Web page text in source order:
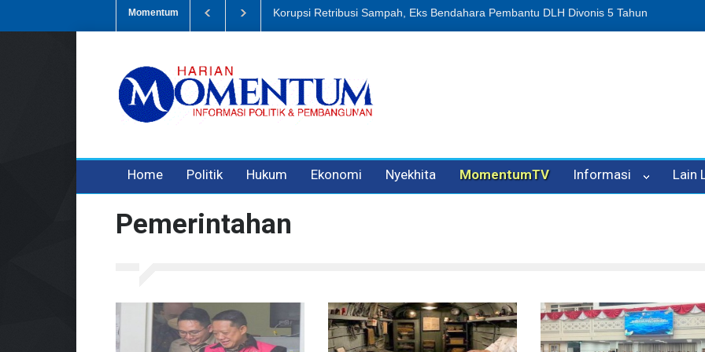
Momentum Dugaan Penipuan Oleh Oknum Kadis, Kuasa Hukum Pelapor Desak Polisi Tetapkan P-
Home Politik Hukum Ekonomi Nyekhita MomentumTV Informasi Lain
Pemerintahan